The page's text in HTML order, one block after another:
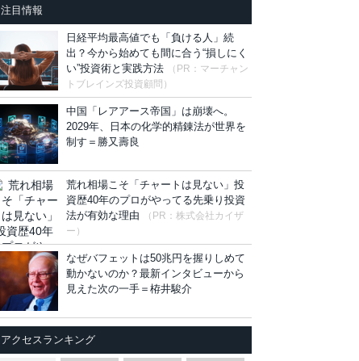
注目情報
日経平均最高値でも「負ける人」続
出？今から始めても間に合う“損しにく
い”投資術と実践方法
（PR：マーチャン
トブレインズ投資顧問）
中国「レアアース帝国」は崩壊へ。
2029年、日本の化学的精錬法が世界を
制す＝勝又壽良
荒れ相場こそ「チャートは見ない」投
資歴40年のプロがやってる先乗り投資
法が有効な理由
（PR：株式会社カイザ
ー）
なぜバフェットは50兆円を握りしめて
動かないのか？最新インタビューから
見えた次の一手＝栫井駿介
アクセスランキング